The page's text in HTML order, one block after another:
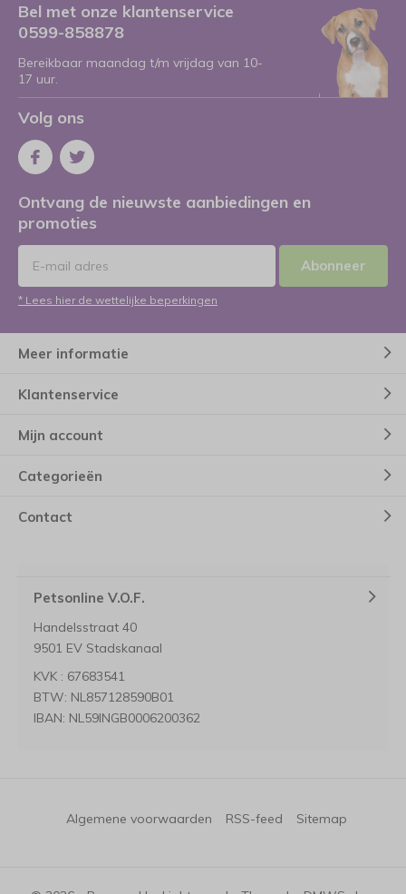
Bel met onze klantenservice
0599-858878
Bereikbaar maandag t/m vrijdag van 10-
17 uur.
Volg ons
Ontvang de nieuwste aanbiedingen en
promoties
Abonneer
* Lees hier de wettelijke beperkingen
Meer informatie
Klantenservice
Mijn account
Categorieën
Contact
Petsonline V.O.F.
Handelsstraat 40
9501 EV Stadskanaal
KVK : 67683541
BTW: NL857128590B01
IBAN: NL59INGB0006200362
Algemene voorwaarden RSS-feed Sitemap